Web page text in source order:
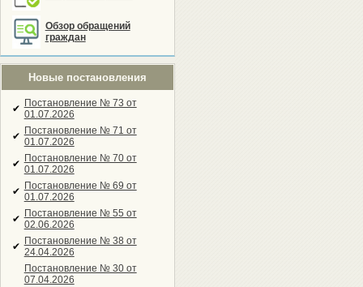
Обзор обращений
граждан
Новые постановления
✔ Постановление № 73 от
01.07.2026
✔ Постановление № 71 от
01.07.2026
✔ Постановление № 70 от
01.07.2026
✔ Постановление № 69 от
01.07.2026
✔ Постановление № 55 от
02.06.2026
✔ Постановление № 38 от
24.04.2026
Постановление № 30 от
07.04.2026